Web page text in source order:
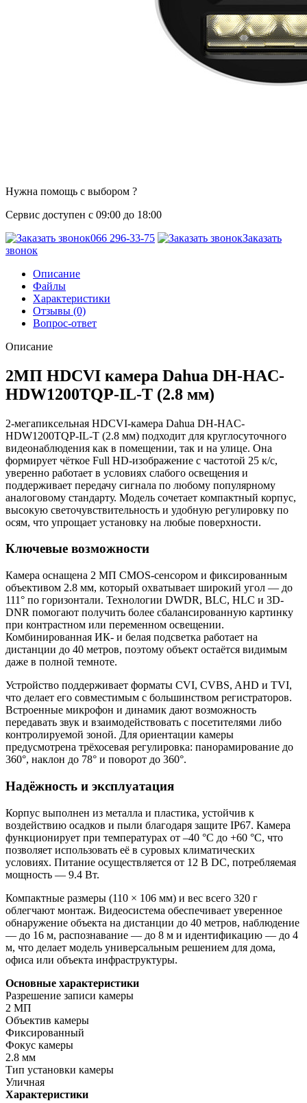
Нужна помощь с выбором ?
Сервис доступен с 09:00 до 18:00
066 296-33-75
Заказать
звонок
Описание
Файлы
Характеристики
Отзывы (0)
Вопрос-ответ
Описание
2МП HDCVI камера Dahua DH-HAC-
HDW1200TQP-IL-T (2.8 мм)
2-мегапиксельная HDCVI-камера Dahua DH-HAC-
HDW1200TQP-IL-T (2.8 мм) подходит для круглосуточного
видеонаблюдения как в помещении, так и на улице. Она
формирует чёткое Full HD-изображение с частотой 25 к/с,
уверенно работает в условиях слабого освещения и
поддерживает передачу сигнала по любому популярному
аналоговому стандарту. Модель сочетает компактный корпус,
высокую светочувствительность и удобную регулировку по
осям, что упрощает установку на любые поверхности.
Ключевые возможности
Камера оснащена 2 МП CMOS-сенсором и фиксированным
объективом 2.8 мм, который охватывает широкий угол — до
111° по горизонтали. Технологии DWDR, BLC, HLC и 3D-
DNR помогают получить более сбалансированную картинку
при контрастном или переменном освещении.
Комбинированная ИК- и белая подсветка работает на
дистанции до 40 метров, поэтому объект остаётся видимым
даже в полной темноте.
Устройство поддерживает форматы CVI, CVBS, AHD и TVI,
что делает его совместимым с большинством регистраторов.
Встроенные микрофон и динамик дают возможность
передавать звук и взаимодействовать с посетителями либо
контролируемой зоной. Для ориентации камеры
предусмотрена трёхосевая регулировка: панорамирование до
360°, наклон до 78° и поворот до 360°.
Надёжность и эксплуатация
Корпус выполнен из металла и пластика, устойчив к
воздействию осадков и пыли благодаря защите IP67. Камера
функционирует при температурах от –40 °C до +60 °C, что
позволяет использовать её в суровых климатических
условиях. Питание осуществляется от 12 В DC, потребляемая
мощность — 9.4 Вт.
Компактные размеры (110 × 106 мм) и вес всего 320 г
облегчают монтаж. Видеосистема обеспечивает уверенное
обнаружение объекта на дистанции до 40 метров, наблюдение
— до 16 м, распознавание — до 8 м и идентификацию — до 4
м, что делает модель универсальным решением для дома,
офиса или объекта инфраструктуры.
Основные характеристики
Разрешение записи камеры
2 МП
Объектив камеры
Фиксированный
Фокус камеры
2.8 мм
Тип установки камеры
Уличная
Характеристики